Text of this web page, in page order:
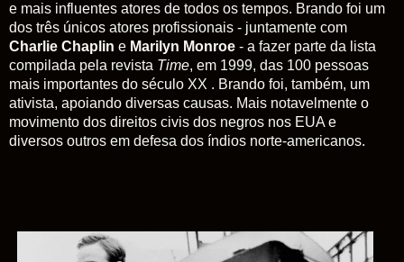
e mais influentes atores de todos os tempos. Brando foi um
dos três únicos atores profissionais - juntamente com
Charlie Chaplin e Marilyn Monroe - a fazer parte da lista
compilada pela revista Time, em 1999, das 100 pessoas
mais importantes do século XX . Brando foi, também, um
ativista, apoiando diversas causas. Mais notavelmente o
movimento dos direitos civis dos negros nos EUA e
diversos outros em defesa dos índios norte-americanos.